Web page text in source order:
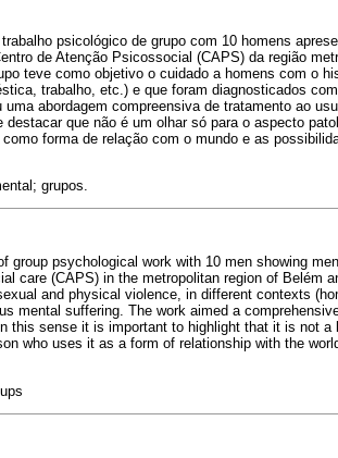
psicológico de grupo com 10 homens
de Atenção Psicossocial (CAPS) da região
teve como objetivo o cuidado a homens com o
trabalho, etc.) e que foram diagnosticados
abordagem compreensiva de tratamento ao
que não é um olhar só para o aspecto
forma de relação com o mundo e as
grupos.
group psychological work with 10 men showing
care (CAPS) in the metropolitan region of Belém
and physical violence, in different contexts
mental suffering. The work aimed a
this sense it is important to highlight that it is not a
who uses it as a form of relationship with the